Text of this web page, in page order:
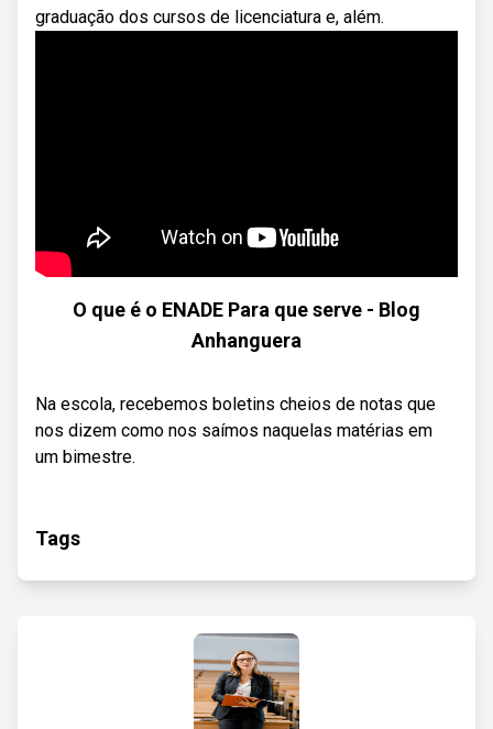
graduação dos cursos de licenciatura e, além.
O que é o ENADE Para que serve - Blog
Anhanguera
Na escola, recebemos boletins cheios de notas que
nos dizem como nos saímos naquelas matérias em
um bimestre.
Tags